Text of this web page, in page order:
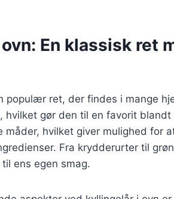
En klassisk ret
populær ret, der findes i mange
hvilket gør den til en favorit
måder, hvilket giver mulighed for
Fra krydderurter til
ens egen smag.